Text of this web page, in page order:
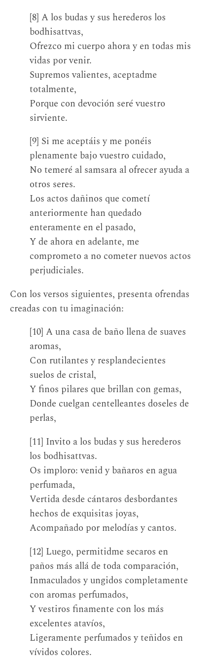
[8] A los budas y sus herederos los
bodhisattvas,
Ofrezco mi cuerpo ahora y en todas mis
vidas por venir.
Supremos valientes, aceptadme
totalmente,
Porque con devoción seré vuestro
sirviente.
[9] Si me aceptáis y me ponéis
plenamente bajo vuestro cuidado,
No temeré al samsara al ofrecer ayuda a
otros seres.
Los actos dañinos que cometí
anteriormente han quedado
enteramente en el pasado,
Y de ahora en adelante, me
comprometo a no cometer nuevos actos
perjudiciales.
Con los versos siguientes, presenta ofrendas
creadas con tu imaginación:
[10] A una casa de baño llena de suaves
aromas,
Con rutilantes y resplandecientes
suelos de cristal,
Y finos pilares que brillan con gemas,
Donde cuelgan centelleantes doseles de
perlas,
[11] Invito a los budas y sus herederos
los bodhisattvas.
Os imploro: venid y bañaros en agua
perfumada,
Vertida desde cántaros desbordantes
hechos de exquisitas joyas,
Acompañado por melodías y cantos.
[12] Luego, permitidme secaros en
paños más allá de toda comparación,
Inmaculados y ungidos completamente
con aromas perfumados,
Y vestiros finamente con los más
excelentes atavíos,
Ligeramente perfumados y teñidos en
vívidos colores.